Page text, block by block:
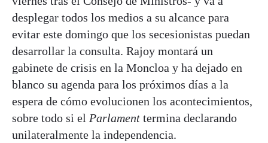
desplegar todos los medios a su alcance para
evitar este domingo que los secesionistas puedan
desarrollar la consulta. Rajoy montará un
gabinete de crisis en la Moncloa y ha dejado en
blanco su agenda para los próximos días a la
espera de cómo evolucionen los acontecimientos,
sobre todo si el Parlament termina declarando
unilateralmente la independencia.